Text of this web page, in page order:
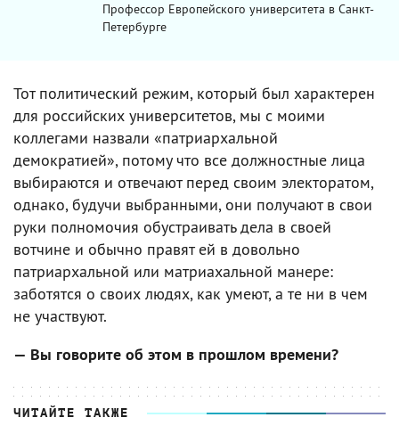
Профессор Европейского университета в Санкт-
Петербурге
Тот политический режим, который был характерен
для российских университетов, мы с моими
коллегами назвали «патриархальной
демократией», потому что все должностные лица
выбираются и отвечают перед своим электоратом,
однако, будучи выбранными, они получают в свои
руки полномочия обустраивать дела в своей
вотчине и обычно правят ей в довольно
патриархальной или матриахальной манере:
заботятся о своих людях, как умеют, а те ни в чем
не участвуют.
— Вы говорите об этом в прошлом времени?
ЧИТАЙТЕ ТАКЖЕ